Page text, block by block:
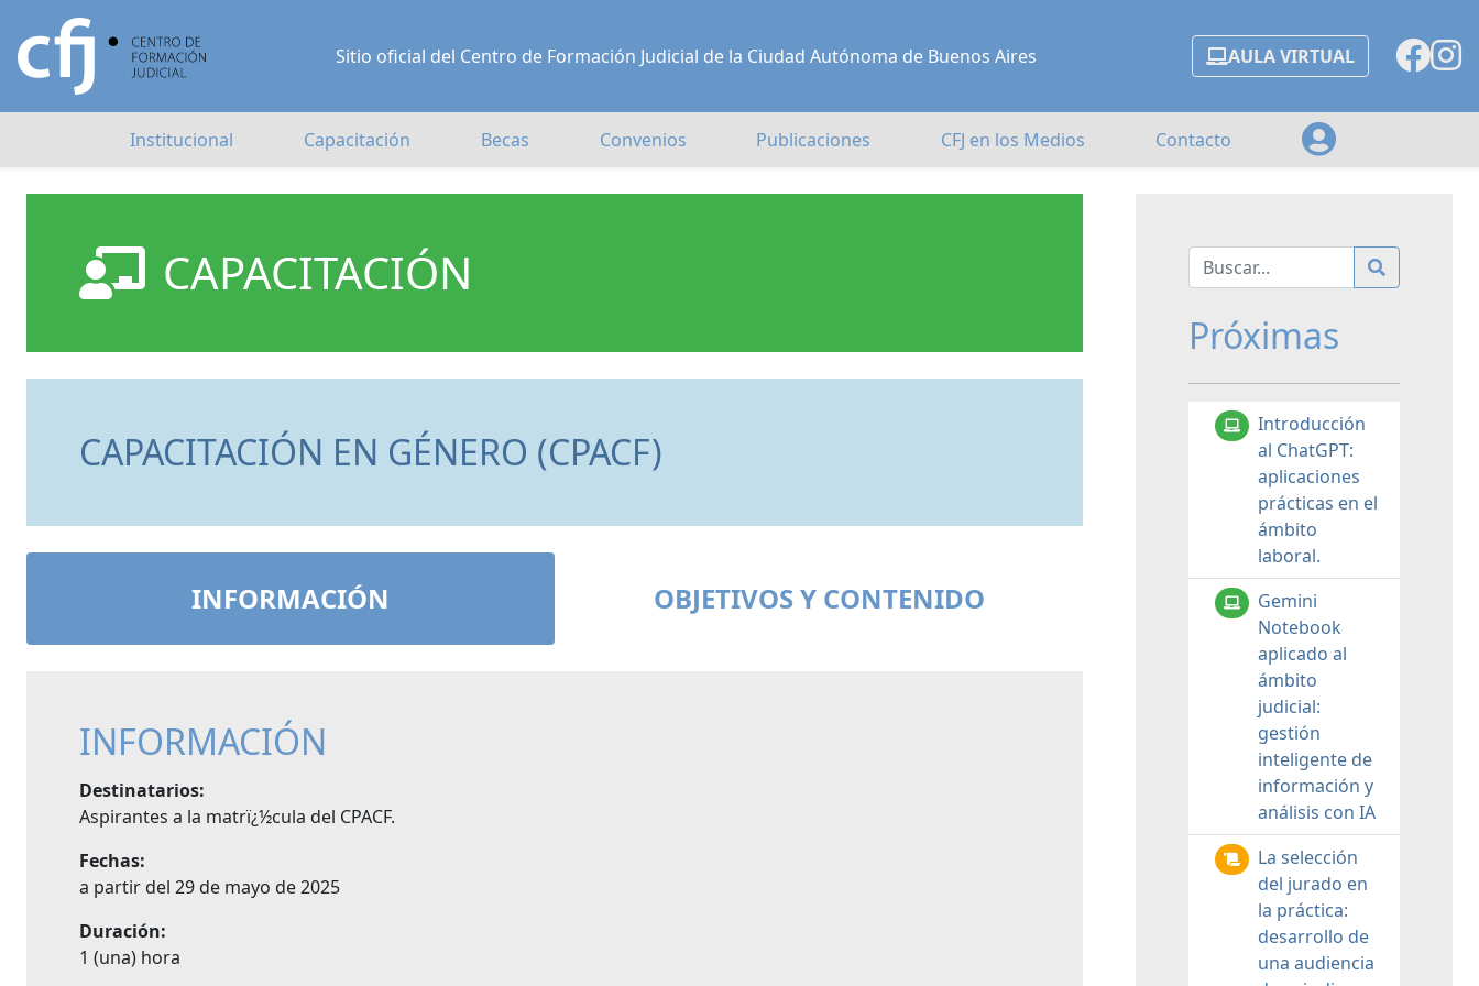
Sitio oficial del Centro de Formación Judicial de la Ciudad Autónoma de Buenos Aires AULA VIRTUAL
Institucional Capacitación Becas Convenios Publicaciones CFJ en los Medios Contacto
CAPACITACIÓN
CAPACITACIÓN EN GÉNERO (CPACF)
INFORMACIÓN OBJETIVOS Y CONTENIDO
INFORMACIÓN
Destinatarios:
Aspirantes a la matrï¿½cula del CPACF.
Fechas:
a partir del 29 de mayo de 2025
Duración:
1 (una) hora
Próximas
Introducción
al ChatGPT:
aplicaciones
prácticas en el
ámbito
laboral.
Gemini
Notebook
aplicado al
ámbito
judicial:
gestión
inteligente de
información y
análisis con IA
La selección
del jurado en
la práctica:
desarrollo de
una audiencia